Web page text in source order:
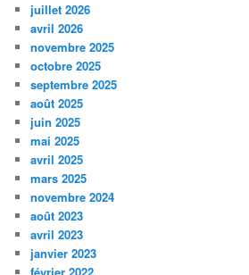
juillet 2026
avril 2026
novembre 2025
octobre 2025
septembre 2025
août 2025
juin 2025
mai 2025
avril 2025
mars 2025
novembre 2024
août 2023
avril 2023
janvier 2023